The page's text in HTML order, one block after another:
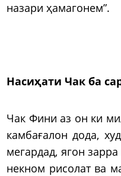
назари ҳамагонем”.
Насиҳати Чак ба
Чак Фини аз он ки
камбағалон дода,
мегардад, ягон
некном рисолат ва